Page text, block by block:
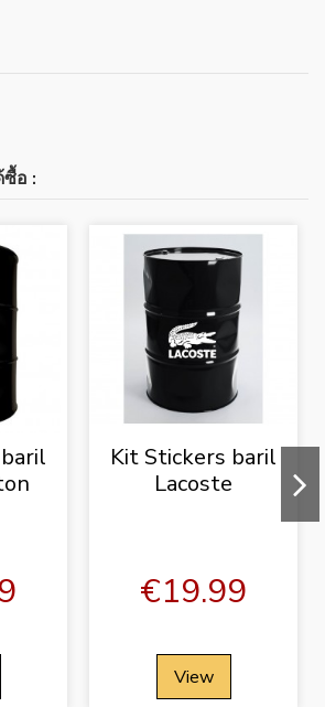
อ :
Kit Stickers baril
Lacoste
€19.99
View